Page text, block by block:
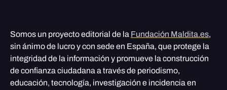
Somos un proyecto editorial de la Fundación Maldita.es,
sin ánimo de lucro y con sede en España, que protege la
integridad de la información y promueve la construcción
de confianza ciudadana a través de periodismo,
educación, tecnología, investigación e incidencia en